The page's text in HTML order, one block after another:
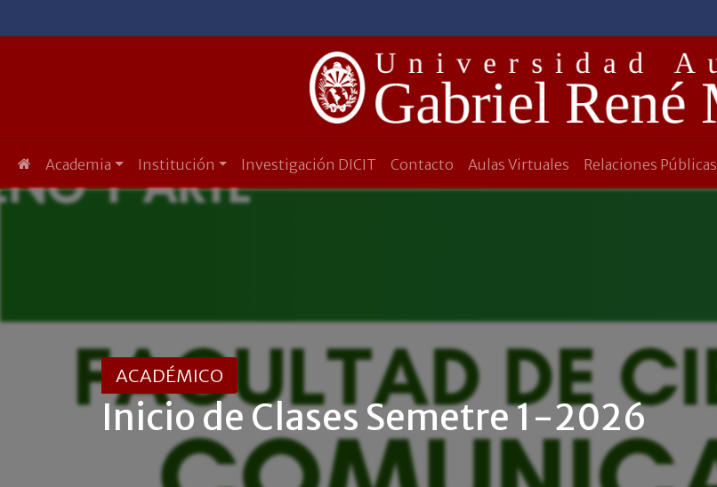
Academia Institución Investigación DICIT Contacto Aulas Virtuales Relaciones Públicas
ACADÉMICO
Inicio de Clases Semetre 1-2026